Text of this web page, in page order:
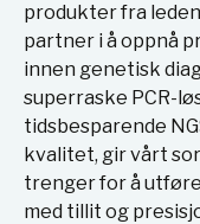
produkter fra
partner i å oppnå
innen genetisk
superraske PCR-
tidsbesparende
kvalitet, gir vårt
trenger for å
med tillit og